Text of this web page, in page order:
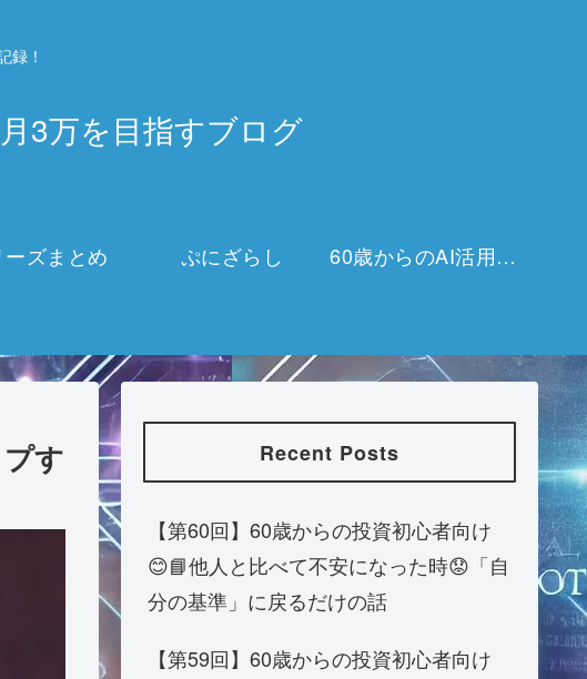
録！
3万を目指すブログ
ーズまとめ ぷにざらし 60歳からのAI活用チャレンジ
す
Recent Posts
【第60回】60歳からの投資初心者向け
😊📘他人と比べて不安になった時😟「自
分の基準」に戻るだけの話
【第59回】60歳からの投資初心者向け